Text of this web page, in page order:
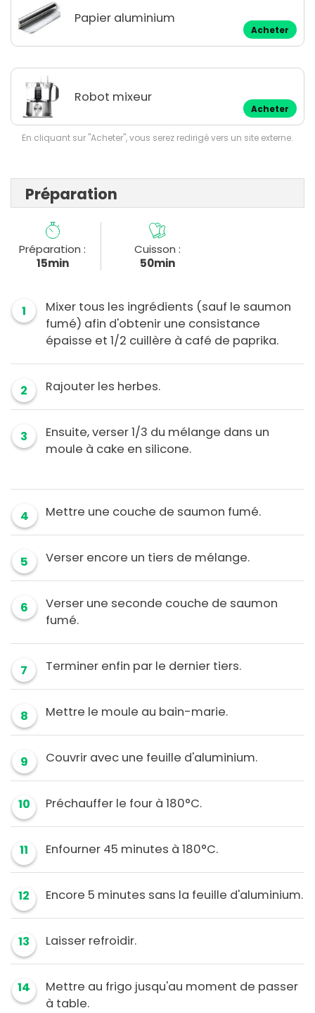
Papier aluminium
Acheter
Robot mixeur
Acheter
En cliquant sur "Acheter", vous serez redirigé vers un site externe.
Préparation
Préparation :
15min
Cuisson :
50min
1
Mixer tous les ingrédients (sauf le saumon
fumé) afin d'obtenir une consistance
épaisse et 1/2 cuillère à café de paprika.
2 Rajouter les herbes.
3
Ensuite, verser 1/3 du mélange dans un
moule à cake en silicone.
4 Mettre une couche de saumon fumé.
5 Verser encore un tiers de mélange.
6
Verser une seconde couche de saumon
fumé.
7 Terminer enfin par le dernier tiers.
8 Mettre le moule au bain-marie.
9 Couvrir avec une feuille d'aluminium.
10 Préchauffer le four à 180°C.
11 Enfourner 45 minutes à 180°C.
12 Encore 5 minutes sans la feuille d'aluminium.
13 Laisser refroidir.
14
Mettre au frigo jusqu'au moment de passer
à table.